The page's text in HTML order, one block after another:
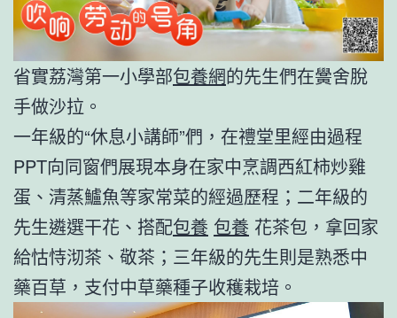
省實荔灣第一小學部包養網的先生們在黌舍脫
手做沙拉。
一年級的“休息小講師”們，在禮堂里經由過程
PPT向同窗們展現本身在家中烹調西紅柿炒雞
蛋、清蒸鱸魚等家常菜的經過歷程；二年級的
先生遴選干花、搭配包養 包養 花茶包，拿回家
給怙恃沏茶、敬茶；三年級的先生則是熟悉中
藥百草，支付中草藥種子收穫栽培。